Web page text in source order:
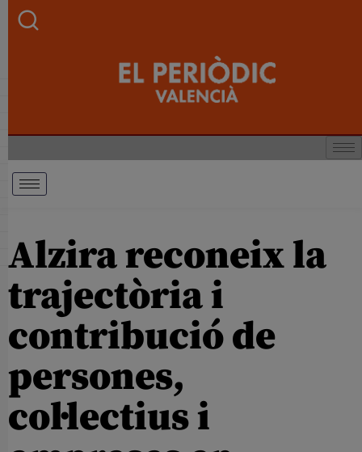
Alzira reconeix la
trajectòria i
contribució de
persones,
col·lectius i